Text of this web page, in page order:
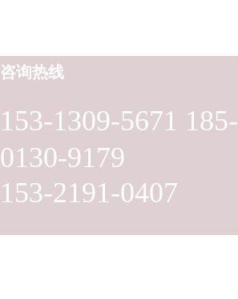
153-1309-5671 185-
0130-9179
153-2191-0407
咨询热线